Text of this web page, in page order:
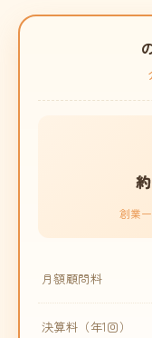
約
創業
月額顧問料
決算料（年1回）